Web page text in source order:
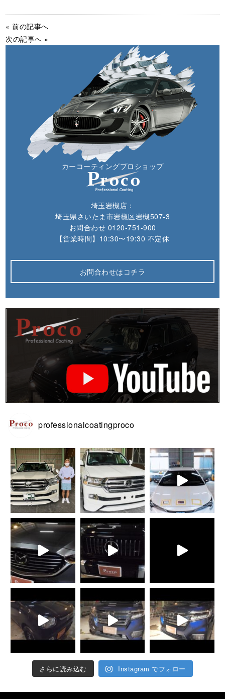
« 前の記事へ
次の記事へ »
カーコーティングプロショップ
埼玉岩槻店：
埼玉県さいたま市岩槻区岩槻507-3
お問合わせ 0120-751-900
【営業時間】10:30〜19:30 不定休
お問合わせはコチラ
professionalcoatingproco
さらに読み込む Instagram でフォロー